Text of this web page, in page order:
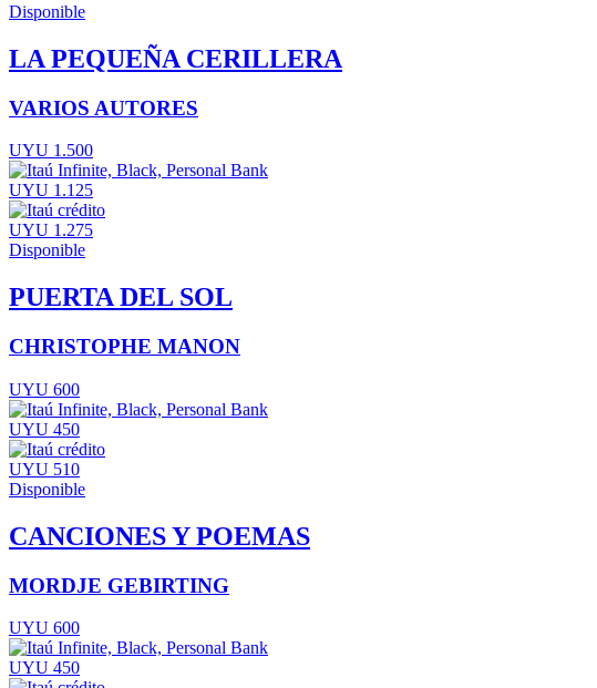
Disponible
LA PEQUEÑA CERILLERA
VARIOS AUTORES
UYU 1.500
UYU 1.125
UYU 1.275
Disponible
PUERTA DEL SOL
CHRISTOPHE MANON
UYU 600
UYU 450
UYU 510
Disponible
CANCIONES Y POEMAS
MORDJE GEBIRTING
UYU 600
UYU 450